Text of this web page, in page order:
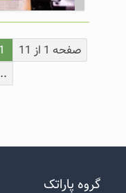
صفحه 1 از 11 1
گروه پاراتک